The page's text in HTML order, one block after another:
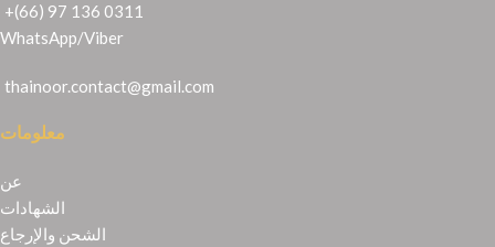
+(66) 97 136 0311
WhatsApp/Viber
thainoor.contact@gmail.com
معلومات
عن
الشهادات
الشحن والإرجاع